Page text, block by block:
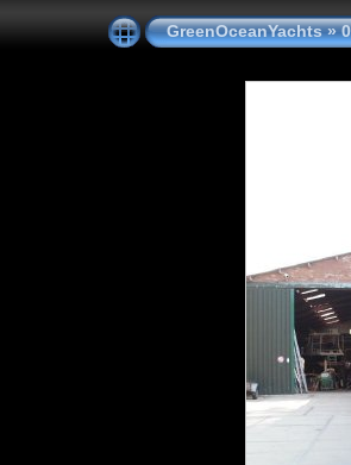
GreenOceanYachts»